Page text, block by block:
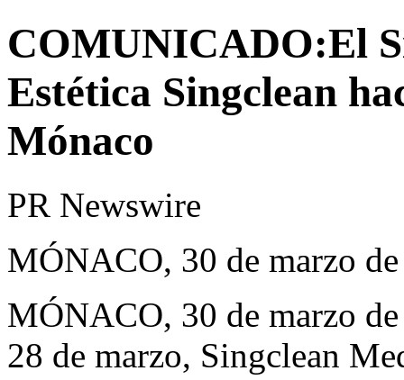
COMUNICADO:El
Estética Singclean
Mónaco
PR Newswire
MÓNACO, 30 de marzo
MÓNACO, 30 de marzo
28 de marzo, Singclean